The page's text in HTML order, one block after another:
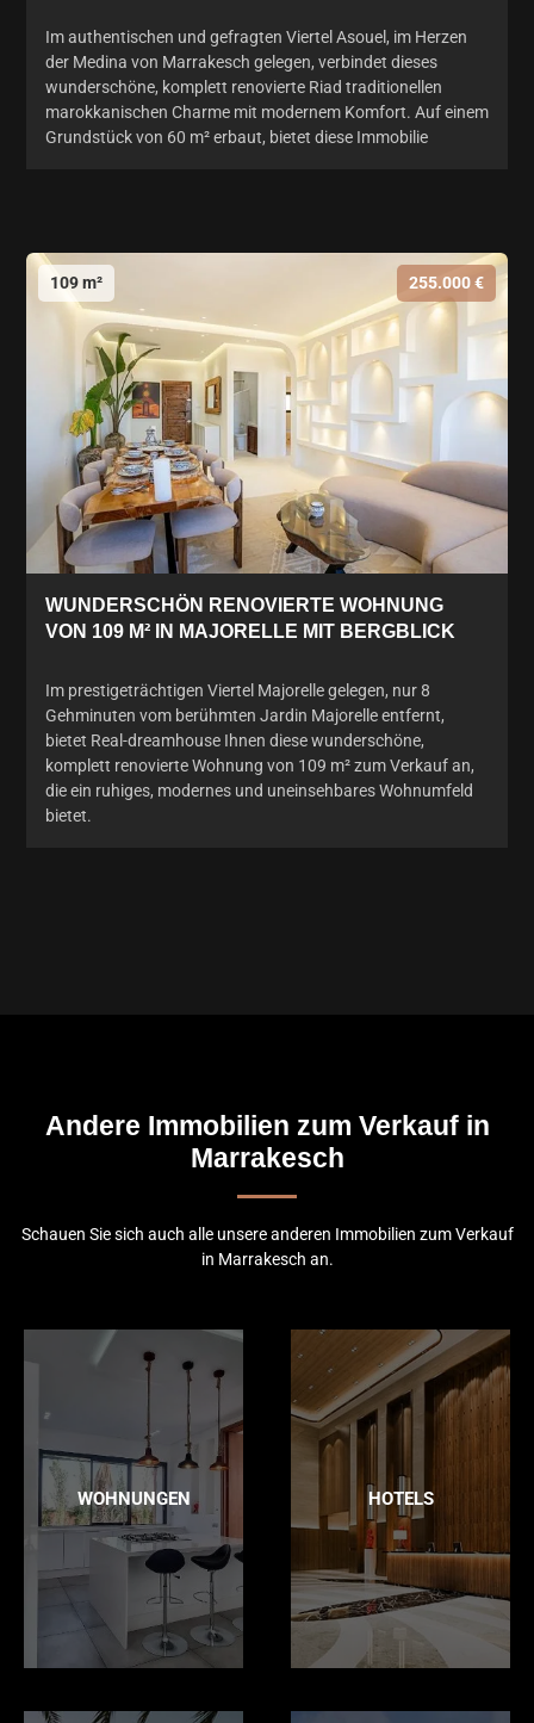
Im authentischen und gefragten Viertel Asouel, im Herzen
der Medina von Marrakesch gelegen, verbindet dieses
wunderschöne, komplett renovierte Riad traditionellen
marokkanischen Charme mit modernem Komfort. Auf einem
Grundstück von 60 m² erbaut, bietet diese Immobilie
109 m² 255.000 €
WUNDERSCHÖN RENOVIERTE WOHNUNG
VON 109 M² IN MAJORELLE MIT BERGBLICK
Im prestigeträchtigen Viertel Majorelle gelegen, nur 8
Gehminuten vom berühmten Jardin Majorelle entfernt,
bietet Real-dreamhouse Ihnen diese wunderschöne,
komplett renovierte Wohnung von 109 m² zum Verkauf an,
die ein ruhiges, modernes und uneinsehbares Wohnumfeld
bietet.
Andere Immobilien zum Verkauf in
Marrakesch
Schauen Sie sich auch alle unsere anderen Immobilien zum Verkauf
in Marrakesch an.
WOHNUNGEN HOTELS